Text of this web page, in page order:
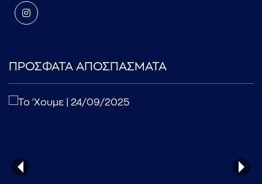
ΠΡΟΣΦΑΤΑ ΑΠΟΣΠΑΣΜΑΤΑ